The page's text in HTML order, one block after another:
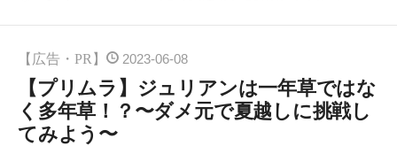
2023-06-08
【プリムラ】ジュリアンは一年草ではな
く多年草！？〜ダメ元で夏越しに挑戦し
てみよう〜